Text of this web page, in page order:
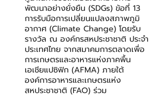
พัฒนาอย่างยั่งยืน (SDGs) ข้อที่ 13
การรับมือการเปลี่ยนแปลงสภาพภูมิ
อากาศ (Climate Change) โดยรับ
รางวัล ณ องค์กรสหประชาชาติ ประจำ
ประเทศไทย จากสมาคมการตลาดเพื่อ
การเกษตรและอาหารแห่งภาคพื้น
เอเชียแปซิฟิก (AFMA) ภายใต้
องค์การอาหารและเกษตรแห่ง
สหประชาชาติ (FAO) ร่วม